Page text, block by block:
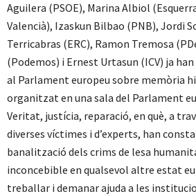
Aguilera (PSOE), Marina Albiol
Valencià), Izaskun Bilbao (PNB), Jordi
Terricabras (ERC), Ramon Tremosa
(Podemos) i Ernest Urtasun (ICV) ja
al Parlament europeu sobre memòria
organitzat en una sala del Parlament
Veritat, justícia, reparació, en què, a
diverses víctimes i d’experts, han
banalització dels crims de lesa
inconcebible en qualsevol altre estat
treballar i demanar ajuda a les